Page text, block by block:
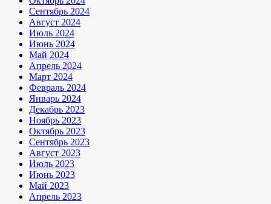
Сентябрь 2024
Август 2024
Июль 2024
Июнь 2024
Май 2024
Апрель 2024
Март 2024
Февраль 2024
Январь 2024
Декабрь 2023
Ноябрь 2023
Октябрь 2023
Сентябрь 2023
Август 2023
Июль 2023
Июнь 2023
Май 2023
Апрель 2023